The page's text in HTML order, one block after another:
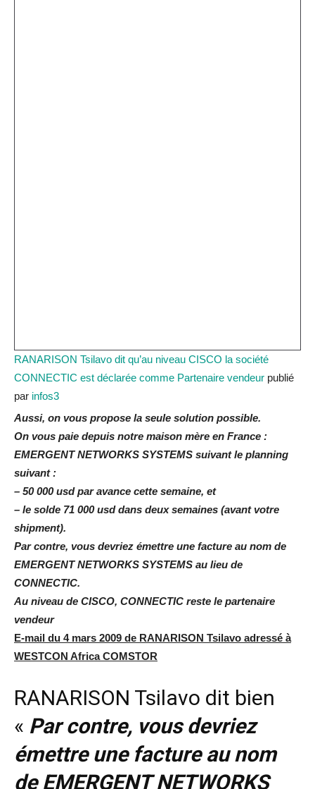
RANARISON Tsilavo dit qu’au niveau CISCO la société
CONNECTIC est déclarée comme Partenaire vendeur publié
par infos3
Aussi, on vous propose la seule solution possible.
On vous paie depuis notre maison mère en France :
EMERGENT NETWORKS SYSTEMS suivant le planning
suivant :
– 50 000 usd par avance cette semaine, et
– le solde 71 000 usd dans deux semaines (avant votre
shipment).
Par contre, vous devriez émettre une facture au nom de
EMERGENT NETWORKS SYSTEMS au lieu de
CONNECTIC.
Au niveau de CISCO, CONNECTIC reste le partenaire
vendeur
E-mail du 4 mars 2009 de RANARISON Tsilavo adressé à
WESTCON Africa COMSTOR
RANARISON Tsilavo dit bien
« Par contre, vous devriez
émettre une facture au nom
de EMERGENT NETWORKS